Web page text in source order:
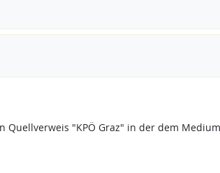
"KPÖ Graz" in der dem